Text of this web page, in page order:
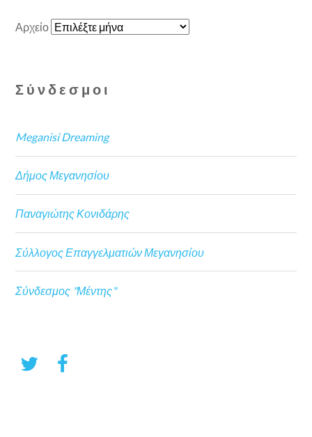
Αρχείο
Σύνδεσμοι
Meganisi Dreaming
Δήμος Μεγανησίου
Παναγιώτης Κονιδάρης
Σύλλογος Επαγγελματιών Μεγανησίου
Σύνδεσμος "Μέντης"